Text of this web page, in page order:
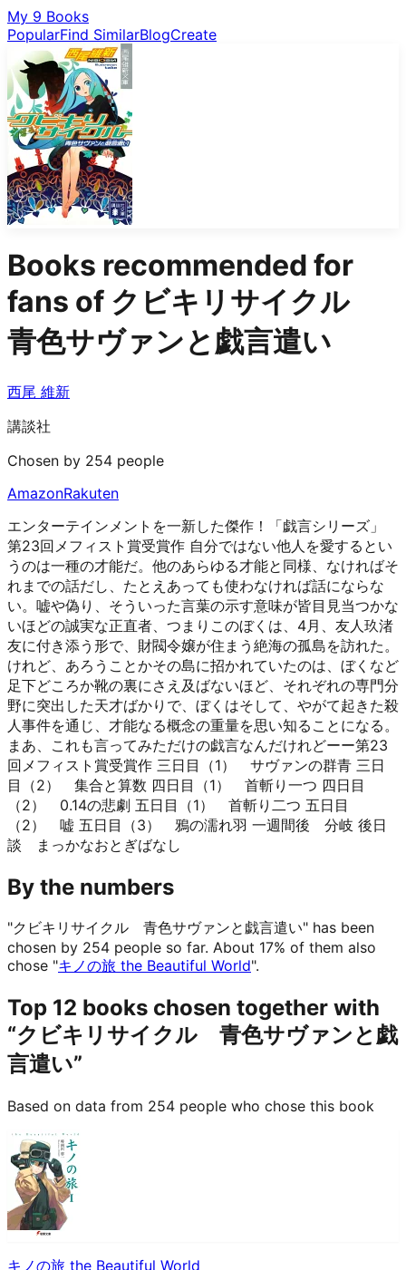
My 9 Books
PopularFind SimilarBlogCreate
Books recommended for
fans of クビキリサイクル
青色サヴァンと戯言遣い
西尾 維新
講談社
Chosen by 254 people
AmazonRakuten
エンターテインメントを一新した傑作！「戯言シリーズ」
第23回メフィスト賞受賞作 自分ではない他人を愛するとい
うのは一種の才能だ。他のあらゆる才能と同様、なければそ
れまでの話だし、たとえあっても使わなければ話にならな
い。嘘や偽り、そういった言葉の示す意味が皆目見当つかな
いほどの誠実な正直者、つまりこのぼくは、4月、友人玖渚
友に付き添う形で、財閥令嬢が住まう絶海の孤島を訪れた。
けれど、あろうことかその島に招かれていたのは、ぼくなど
足下どころか靴の裏にさえ及ばないほど、それぞれの専門分
野に突出した天才ばかりで、ぼくはそして、やがて起きた殺
人事件を通じ、才能なる概念の重量を思い知ることになる。
まあ、これも言ってみただけの戯言なんだけれどーー第23
回メフィスト賞受賞作 三日目（1） サヴァンの群青 三日
目（2） 集合と算数 四日目（1） 首斬り一つ 四日目
（2） 0.14の悲劇 五日目（1） 首斬り二つ 五日目
（2） 嘘 五日目（3） 鴉の濡れ羽 一週間後 分岐 後日
談 まっかなおとぎばなし
By the numbers
"クビキリサイクル 青色サヴァンと戯言遣い" has been
chosen by 254 people so far. About 17% of them also
chose "キノの旅 the Beautiful World".
Top 12 books chosen together with
“クビキリサイクル 青色サヴァンと戯
言遣い”
Based on data from 254 people who chose this book
キノの旅 the Beautiful World